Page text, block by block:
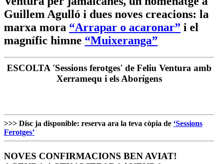
Guillem Agulló i dues noves creacions: la
marxa mora “Arrapar o acaronar” i el
magnífic himne “Muixeranga”
ESCOLTA 'Sessions ferotges' de Feliu Ventura amb
Xerramequ i els Aborígens
>>> Disc ja disponible: reserva ara la teva còpia de ‘Sessions
Ferotges’
NOVES CONFIRMACIONS BEN AVIAT!